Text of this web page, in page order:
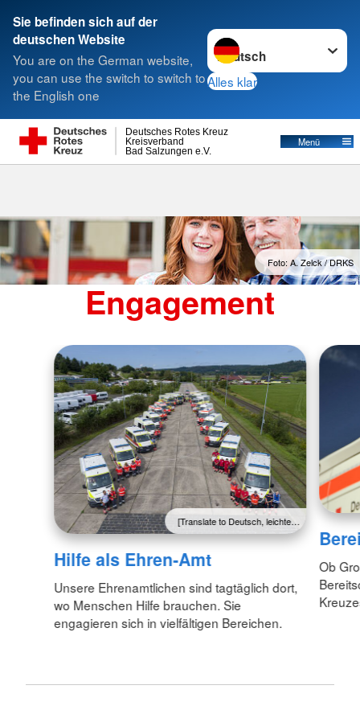
Sie befinden sich auf der
deutschen Website
You are on the German website,
you can use the switch to switch to
the English one
Sprache wechseln zu
Alles klar
Bad Salzungen e.V.
Kreisverband
Deutsches Rotes Kreuz
Menü
Suche
Foto: A. Zelck / DRKS
Engagement
[Translate to Deutsch, leichte…
Hilfe als Ehren-Amt
Unsere Ehrenamtlichen sind tagtäglich dort,
wo Menschen Hilfe brauchen. Sie
engagieren sich in vielfältigen Bereichen.
Ob